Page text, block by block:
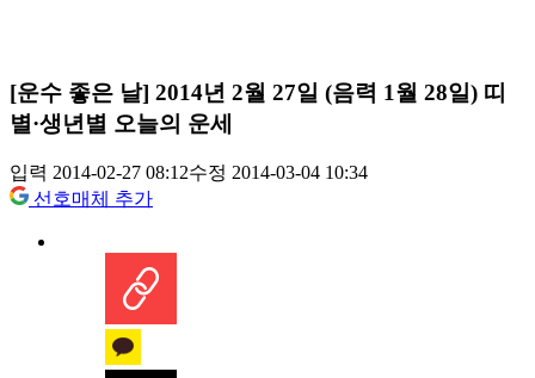
[운수 좋은 날] 2014년 2월 27일 (음력 1월 28일) 띠
별·생년별 오늘의 운세
입력 2014-02-27 08:12수정 2014-03-04 10:34
선호매체 추가